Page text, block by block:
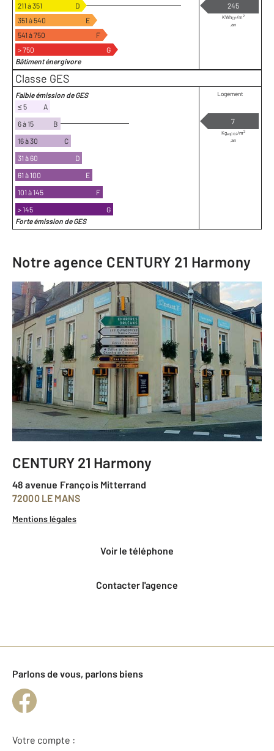
211 à 351
D
351 à 540
E
541 à 750
F
> 750
G
Bâtiment énergivore
245
KWhEP/m2
.an
Classe GES
Faible émission de GES
≤ 5
A
6 à 15
B
16 à 30
C
31 à 60
D
61 à 100
E
101 à 145
F
> 145
G
Forte émission de GES
Logement
7
KgeqCO2/m2
.an
Notre agence CENTURY 21 Harmony
CENTURY 21 Harmony
48 avenue François Mitterrand
72000 LE MANS
Mentions légales
voir le téléphone
Contacter l'agence
Parlons de vous, parlons biens
Votre compte :